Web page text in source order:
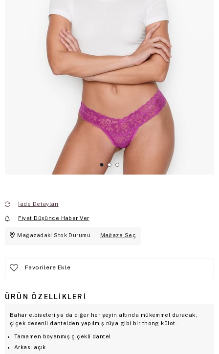
İade Detayları
Fiyat Düşünce Haber Ver
Mağazadaki Stok Durumu Mağaza Seç
Favorilere Ekle
ÜRÜN ÖZELLIKLERI
Bahar elbiseleri ya da diğer her şeyin altında mükemmel duracak,
çiçek desenli dantelden yapılmış rüya gibi bir thong külot.
Tamamen boyanmış çiçekli dantel
Arkası açık